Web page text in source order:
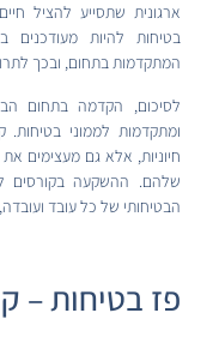
ארגונית שתסייע להציל
בטיחות להיות מעודכנים
המתקדמות בתחום, ובכך
לסיכום, הקדמה בתחום
ומתקדמות לממוני בטיחות.
חיוניות, אלא גם מעצימים את
שלהם. ההשקעה בקורסים
הבטיחותי של כל עובד
פז בטיחות –